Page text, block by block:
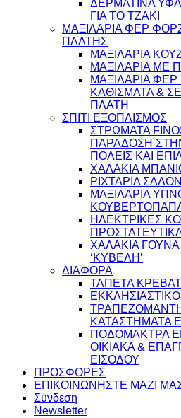
ΔΕΡΜΑΤΙΝΑ
ΓΙΑ ΤΟ ΤΖΑΚΙ
ΜΑΞΙΛΑΡΙΑ ΦΕΡ
ΠΛΑΤΗΣ
ΜΑΞΙΛΑΡΙΑ
ΜΑΞΙΛΑΡΙΑ ΜΕ
ΜΑΞΙΛΑΡΙΑ
ΚΑΘΙΣΜΑΤΑ &
ΠΛΑΤΗ
ΣΠΙΤΙ ΕΞΟΠΛΙΣΜΟΣ
ΣΤΡΩΜΑΤΑ
ΠΑΡΑΔΟΣΗ
ΠΟΛΕΙΣ ΚΑΙ
ΧΑΛΑΚΙΑ
ΡΙΧΤΑΡΙΑ
ΜΑΞΙΛΑΡΙΑ
ΗΛΕΚΤΡΙΚΕΣ
ΧΑΛΑΚΙΑ
‘ΚΥΒΕΛΗ’
ΔΙΑΦΟΡΑ
ΤΑΠΕΤΑ
ΚΑΤΑΣΤΗΜΑΤΑ
ΠΟΔΟΜΑΚΤΡΑ
ΟΙΚΙΑΚΑ &
ΕΙΣΟΔΟΥ
ΠΡΟΣΦΟΡΕΣ
ΕΠΙΚΟΙΝΩΝΗΣΤΕ ΜΑΖΙ
Σύνδεση
Newsletter